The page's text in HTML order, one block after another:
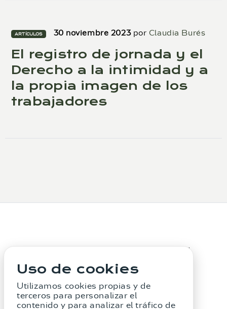
ARTÍCULOS 30 noviembre 2023por Claudia Burés
El registro de jornada y el
Derecho a la intimidad y a
la propia imagen de los
trabajadores
Política de Privacidad Política de Cookies
Uso de cookies
Utilizamos cookies propias y de
terceros para personalizar el
contenido y para analizar el tráfico de